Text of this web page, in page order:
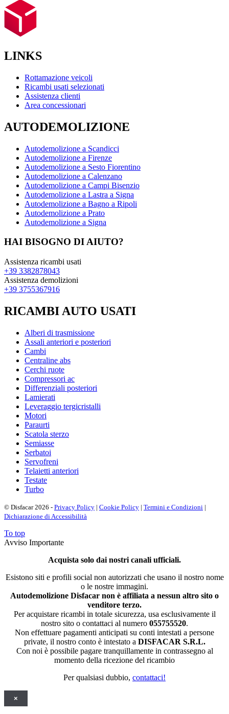
LINKS
Rottamazione veicoli
Ricambi usati selezionati
Assistenza clienti
Area concessionari
AUTODEMOLIZIONE
Autodemolizione a Scandicci
Autodemolizione a Firenze
Autodemolizione a Sesto Fiorentino
Autodemolizione a Calenzano
Autodemolizione a Campi Bisenzio
Autodemolizione a Lastra a Signa
Autodemolizione a Bagno a Ripoli
Autodemolizione a Prato
Autodemolizione a Signa
HAI BISOGNO DI AIUTO?
Assistenza ricambi usati
+39 3382878043
Assistenza demolizioni
+39 3755367916
RICAMBI AUTO USATI
Alberi di trasmissione
Assali anteriori e posteriori
Cambi
Centraline abs
Cerchi ruote
Compressori ac
Differenziali posteriori
Lamierati
Leveraggio tergicristalli
Motori
Paraurti
Scatola sterzo
Semiasse
Serbatoi
Servofreni
Telaietti anteriori
Testate
Turbo
© Disfacar 2026 - Privacy Policy | Cookie Policy | Termini e Condizioni |
Dichiarazione di Accessibilità
To top
Avviso Importante
Acquista solo dai nostri canali ufficiali.
Esistono siti e profili social non autorizzati che usano il nostro nome
o le nostre immagini.
Autodemolizione Disfacar non è affiliata a nessun altro sito o
venditore terzo.
Per acquistare ricambi in totale sicurezza, usa esclusivamente il
nostro sito o contattaci al numero 055755520.
Non effettuare pagamenti anticipati su conti intestati a persone
private, il nostro conto è intestato a DISFACAR S.R.L.
Con noi è possibile pagare tranquillamente in contrassegno al
momento della ricezione del ricambio
Per qualsiasi dubbio, contattaci!
×